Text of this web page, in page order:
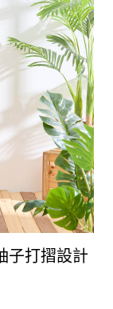
子打摺設計